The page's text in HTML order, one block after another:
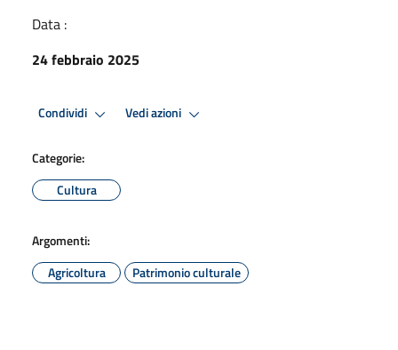
Data :
24 febbraio 2025
Condividi Vedi azioni
Categorie:
Cultura
Argomenti:
Agricoltura
Patrimonio culturale